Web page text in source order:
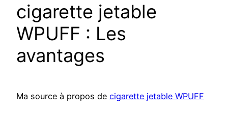
cigarette jetable
WPUFF : Les
avantages
Ma source à propos de cigarette jetable WPUFF